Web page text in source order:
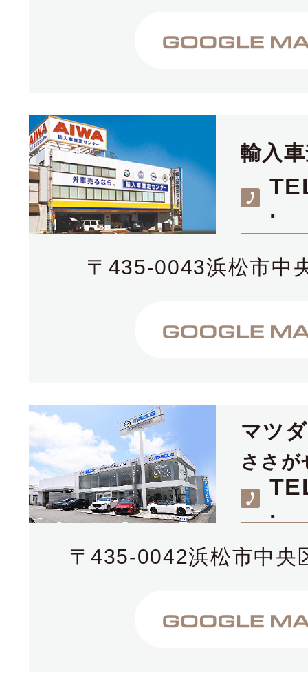
輸入
〒435-0043浜松市中
.
マツ
ささが
〒435-0042浜松市中央
.